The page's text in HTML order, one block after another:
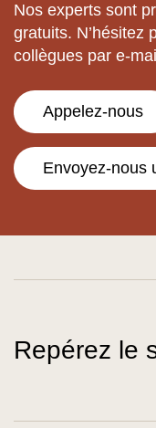
Nos experts sont
gratuits. N’hésitez
collègues par e-
Appelez-nous
Envoyez-nous
Repérez le